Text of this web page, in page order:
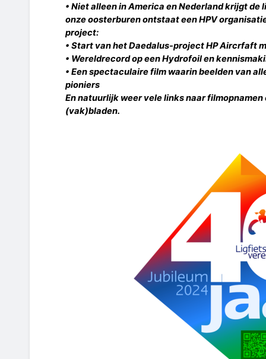
• Niet alleen in America en Nederland krijgt de
onze oosterburen ontstaat een HPV
project:
• Start van het Daedalus-project HP Aircrfaft
• Wereldrecord op een Hydrofoil en
• Een spectaculaire film waarin beelden van
pioniers
En natuurlijk weer vele links naar
(vak)bladen.